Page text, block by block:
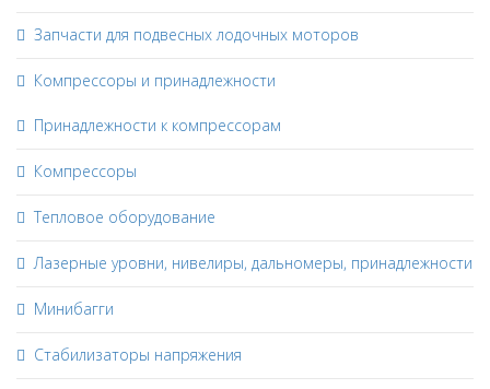
Запчасти для подвесных лодочных моторов
Компрессоры и принадлежности
Принадлежности к компрессорам
Компрессоры
Тепловое оборудование
Лазерные уровни, нивелиры, дальномеры, принадлежности
Минибагги
Стабилизаторы напряжения